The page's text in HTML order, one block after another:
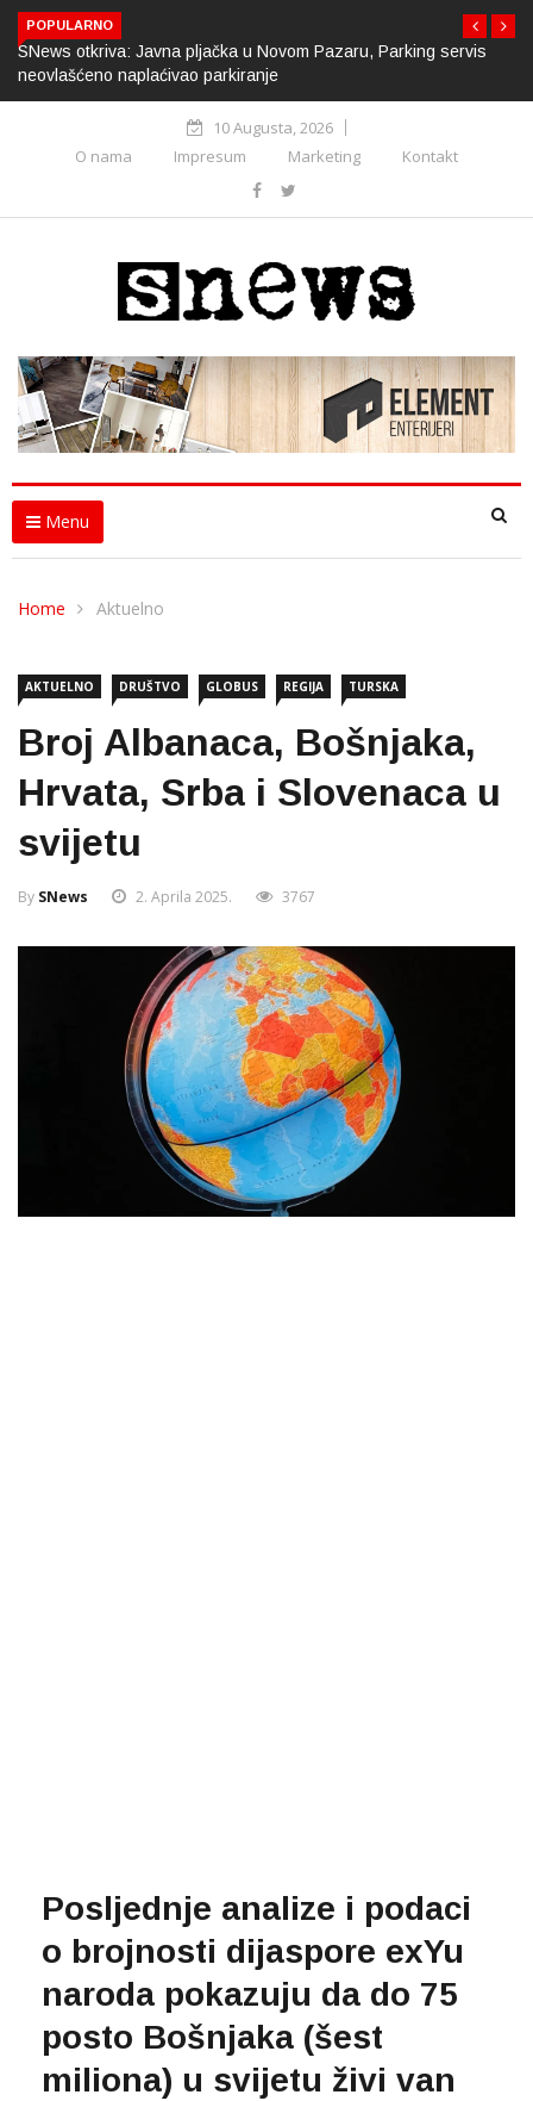
POPULARNO
SNews otkriva: Javna pljačka u Novom Pazaru, Parking servis
neovlašćeno naplaćivao parkiranje
10 Augusta, 2026
O nama
Impresum Marketing Kontakt
Menu
Home Aktuelno
AKTUELNO DRUŠTVO GLOBUS REGIJA TURSKA
Broj Albanaca, Bošnjaka,
Hrvata, Srba i Slovenaca u
svijetu
By SNews 2. Aprila 2025. 3767
Posljednje analize i podaci
o brojnosti dijaspore exYu
naroda pokazuju da do 75
posto Bošnjaka (šest
miliona) u svijetu živi van